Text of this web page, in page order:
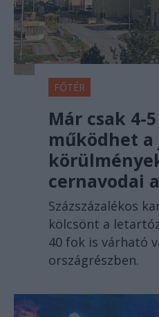
FŐTÉR
Már csak 4-
működhet
cernavodai
Százszázalékos
kölcsönt a
40 fok is várható
országrészben.